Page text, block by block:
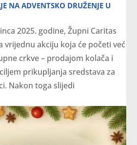
NA ADVENTSKO DRUŽENJE U
2025. godine, Župni Caritas
vrijednu akciju koja će početi već
crkve – prodajom kolača i
prikupljanja sredstava za
Nakon toga slijedi